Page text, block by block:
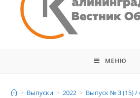
МЕНЮ
> Выпуски > 2022 > Выпуск № 3 (15) /